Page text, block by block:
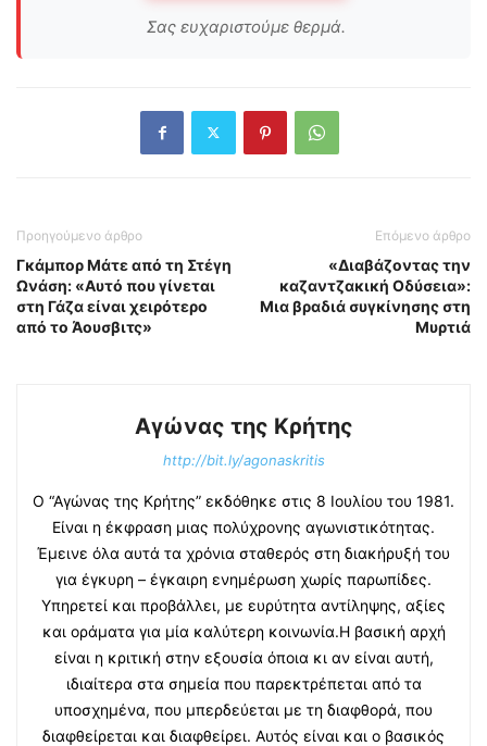
Σας ευχαριστούμε θερμά.
Προηγούμενο άρθρο
Γκάμπορ Μάτε από τη Στέγη
Ωνάση: «Αυτό που γίνεται
στη Γάζα είναι χειρότερο
από το Άουσβιτς»
Επόμενο άρθρο
«Διαβάζοντας την
καζαντζακική Οδύσεια»:
Μια βραδιά συγκίνησης στη
Μυρτιά
Αγώνας της Κρήτης
http://bit.ly/agonaskritis
Ο “Αγώνας της Κρήτης” εκδόθηκε στις 8 Ιουλίου του 1981.
Είναι η έκφραση μιας πολύχρονης αγωνιστικότητας.
Έμεινε όλα αυτά τα χρόνια σταθερός στη διακήρυξή του
για έγκυρη – έγκαιρη ενημέρωση χωρίς παρωπίδες.
Υπηρετεί και προβάλλει, με ευρύτητα αντίληψης, αξίες
και οράματα για μία καλύτερη κοινωνία.Η βασική αρχή
είναι η κριτική στην εξουσία όποια κι αν είναι αυτή,
ιδιαίτερα στα σημεία που παρεκτρέπεται από τα
υποσχημένα, που μπερδεύεται με τη διαφθορά, που
διαφθείρεται και διαφθείρει. Αυτός είναι και ο βασικός